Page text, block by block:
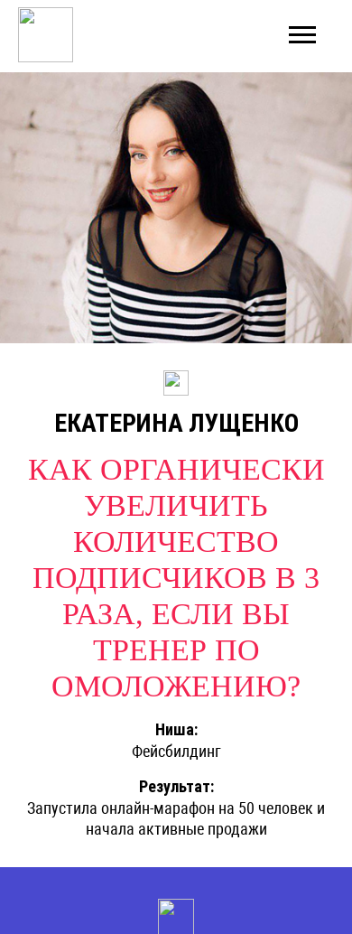
ЕКАТЕРИНА ЛУЩЕНКО
КАК ОРГАНИЧЕСКИ
УВЕЛИЧИТЬ
КОЛИЧЕСТВО
ПОДПИСЧИКОВ В 3
РАЗА, ЕСЛИ ВЫ
ТРЕНЕР ПО
ОМОЛОЖЕНИЮ?
Ниша:
Фейсбилдинг
Результат:
Запустила онлайн-марафон на 50 человек и
начала активные продажи